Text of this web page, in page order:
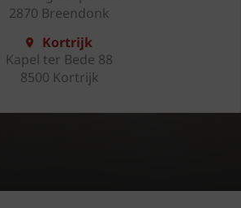
2870 Breendonk
Kortrijk
Kapel ter Bede 88
8500 Kortrijk